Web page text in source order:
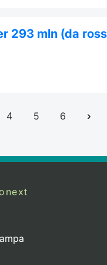
293 mln (da
4 5 6